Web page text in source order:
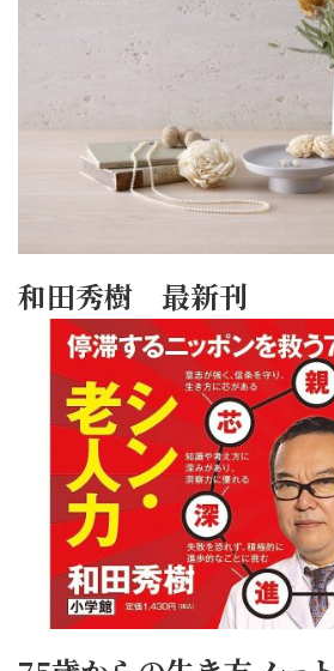
和田秀樹 最新刊